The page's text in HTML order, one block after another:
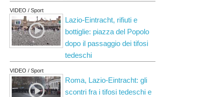
VIDEO / Sport
Lazio-Eintracht, rifiuti e
bottiglie: piazza del Popolo
dopo il passaggio dei tifosi
tedeschi
VIDEO / Sport
Roma, Lazio-Eintracht: gli
scontri fra i tifosi tedeschi e